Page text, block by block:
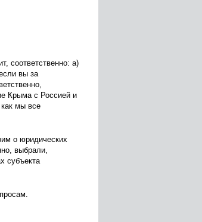
соответственно: а)
вы за
Крыма с Россией и
как мы все
о юридических
выбрали,
субъекта